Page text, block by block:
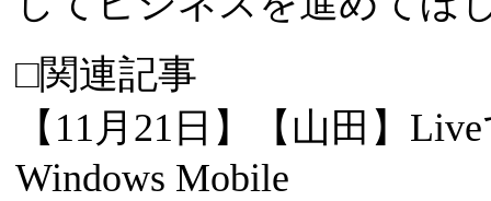
□関連記事
【11月21日】【山田】
Windows Mobile